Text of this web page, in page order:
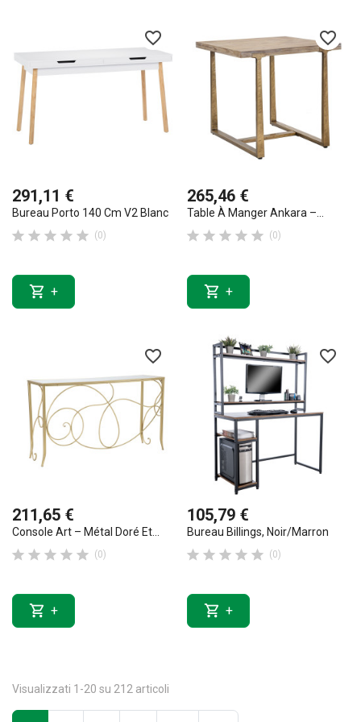
favorite_border
291,11 €
Bureau Porto 140 Cm V2 Blanc
     (0)
 +
favorite_border
265,46 €
Table À Manger Ankara –...
     (0)
 +
favorite_border
211,65 €
Console Art – Métal Doré Et...
     (0)
 +
favorite_border
105,79 €
Bureau Billings, Noir/marron
     (0)
 +
Visualizzati 1-20 su 212 articoli